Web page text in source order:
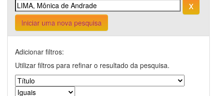
Iniciar uma nova pesquisa
Adicionar filtros:
Utilizar filtros para refinar o resultado da pesquisa.